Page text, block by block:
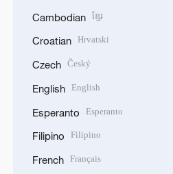
Cambodian ខ្មែរ
Croatian Hrvatski
Czech Český
English English
Esperanto Esperanto
Filipino Filipino
French Français